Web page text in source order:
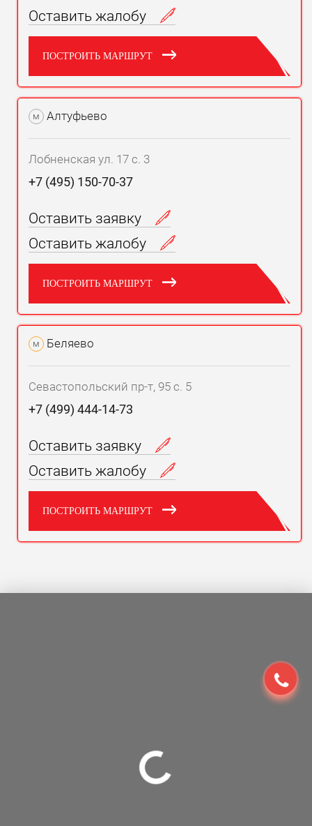
Оставить жалобу
ПОСТРОИТЬ МАРШРУТ
м Алтуфьево
Лобненская ул. 17 с. 3
+7 (495) 150-70-37
Оставить заявку
Оставить жалобу
ПОСТРОИТЬ МАРШРУТ
м Беляево
Севастопольский пр-т, 95 с. 5
+7 (499) 444-14-73
Оставить заявку
Оставить жалобу
ПОСТРОИТЬ МАРШРУТ